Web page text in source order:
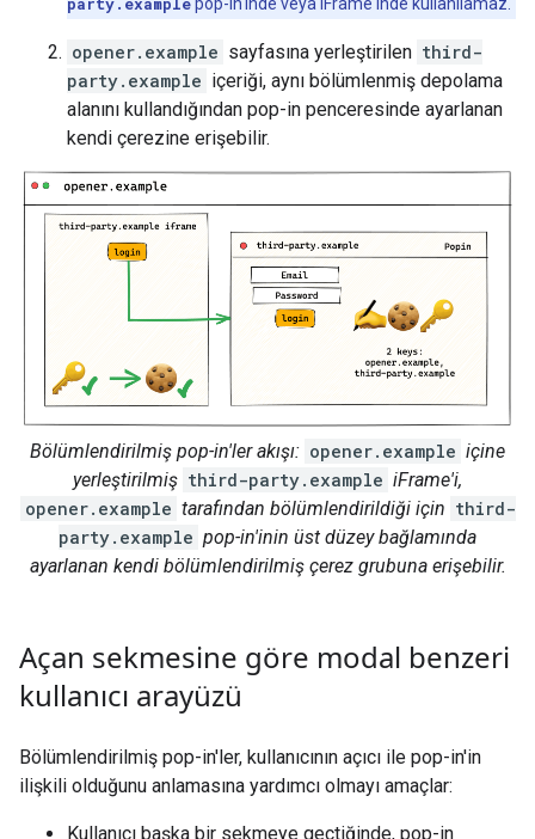
party.example pop-in'inde veya iFrame'inde kullanılamaz.
opener.example sayfasına yerleştirilen third-
party.example içeriği, aynı bölümlenmiş depolama
alanını kullandığından pop-in penceresinde ayarlanan
kendi çerezine erişebilir.
Bölümlendirilmiş pop-in'ler akışı: opener.example içine
yerleştirilmiş third-party.example iFrame'i,
opener.example tarafından bölümlendirildiği için third-
party.example pop-in'inin üst düzey bağlamında
ayarlanan kendi bölümlendirilmiş çerez grubuna erişebilir.
Açan sekmesine göre modal benzeri
kullanıcı arayüzü
Bölümlendirilmiş pop-in'ler, kullanıcının açıcı ile pop-in'in
ilişkili olduğunu anlamasına yardımcı olmayı amaçlar:
Kullanıcı başka bir sekmeye geçtiğinde, pop-in